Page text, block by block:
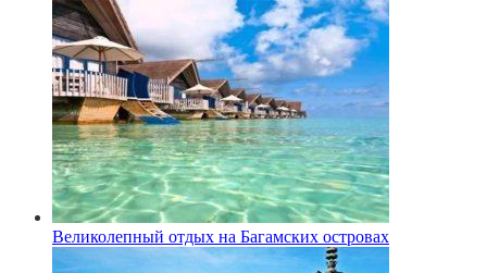
Великолепный отдых на Багамских островах